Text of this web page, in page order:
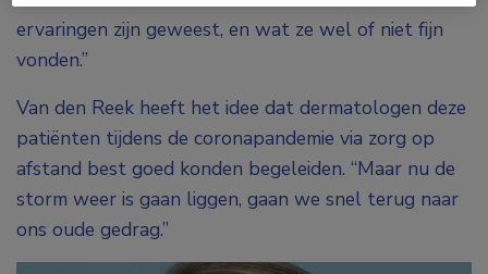
ervaringen zijn geweest, en wat ze wel of niet fijn
vonden.”
Van den Reek heeft het idee dat dermatologen deze
patiënten tijdens de coronapandemie via zorg op
afstand best goed konden begeleiden. “Maar nu de
storm weer is gaan liggen, gaan we snel terug naar
ons oude gedrag.”